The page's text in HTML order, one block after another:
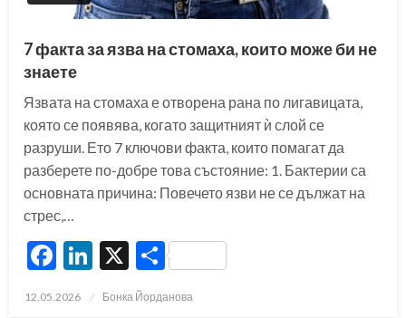
7 факта за язва на стомаха, които може би не
знаете
Язвата на стомаха е отворена рана по лигавицата,
която се появява, когато защитният ѝ слой се
разруши. Ето 7 ключови факта, които помагат да
разберете по-добре това състояние: 1. Бактерии са
основната причина: Повечето язви не се дължат на
стрес,…
Facebook
LinkedIn
X Share
Posted
12.05.2026 Бонка Йорданова